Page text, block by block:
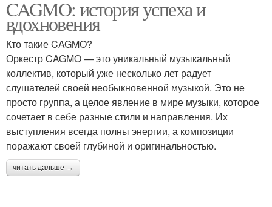
CAGMO: история успеха и
вдохновения
Кто такие CAGMO?
Оркестр CAGMO — это уникальный музыкальный
коллектив, который уже несколько лет радует
слушателей своей необыкновенной музыкой. Это не
просто группа, а целое явление в мире музыки, которое
сочетает в себе разные стили и направления. Их
выступления всегда полны энергии, а композиции
поражают своей глубиной и оригинальностью.
читать дальше →